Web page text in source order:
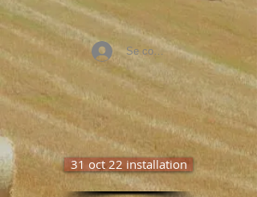
Se connecter
31 oct 22 installation